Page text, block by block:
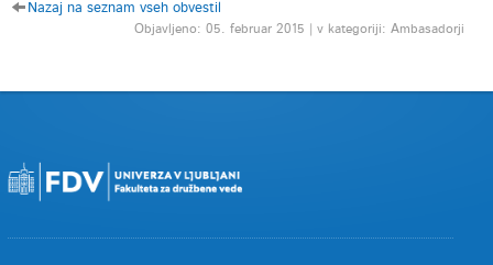
Nazaj na seznam vseh obvestil
Objavljeno: 05. februar 2015 | v kategoriji: Ambasadorji